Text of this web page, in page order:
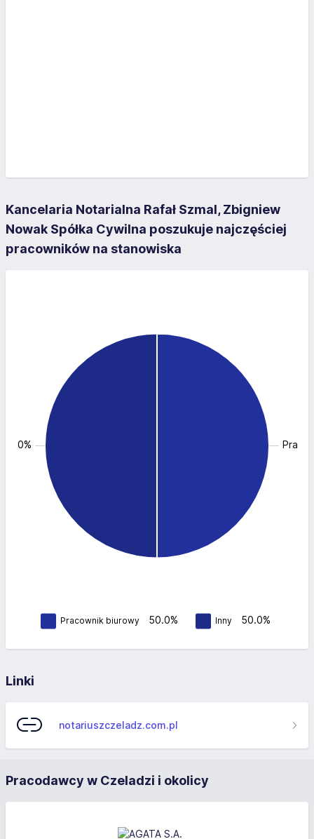
Kancelaria Notarialna Rafał Szmal, Zbigniew
Nowak Spółka Cywilna poszukuje najczęściej
pracowników na stanowiska
Pracownik biurowy 50.0% Inny 50.0%
Linki
notariuszczeladz.com.pl
Pracodawcy w Czeladzi i okolicy